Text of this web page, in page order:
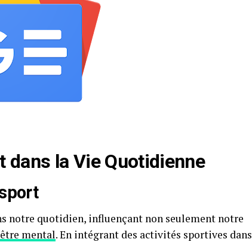
dans la Vie Quotidienne
notre quotidien, influençant non seulement notre
mental. En intégrant des activités sportives dans